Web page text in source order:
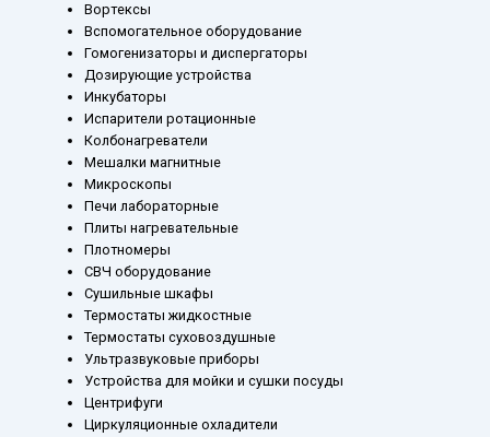
Вортексы
Вспомогательное оборудование
Гомогенизаторы и диспергаторы
Дозирующие устройства
Инкубаторы
Испарители ротационные
Колбонагреватели
Мешалки магнитные
Микроскопы
Печи лабораторные
Плиты нагревательные
Плотномеры
СВЧ оборудование
Сушильные шкафы
Термостаты жидкостные
Термостаты суховоздушные
Ультразвуковые приборы
Устройства для мойки и сушки посуды
Центрифуги
Циркуляционные охладители